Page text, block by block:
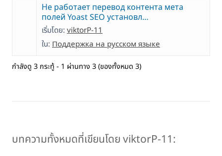
Не работает перевод контента мета
полей Yoast SEO установл…
เริ่มโดย: viktorP-11
ใน: Поддержка на русском языке
กำลังดู 3 กระทู้ - 1 ผ่านทาง 3 (ของทั้งหมด 3)
บทความทั้งหมดที่เขียนโดย viktorP-11: